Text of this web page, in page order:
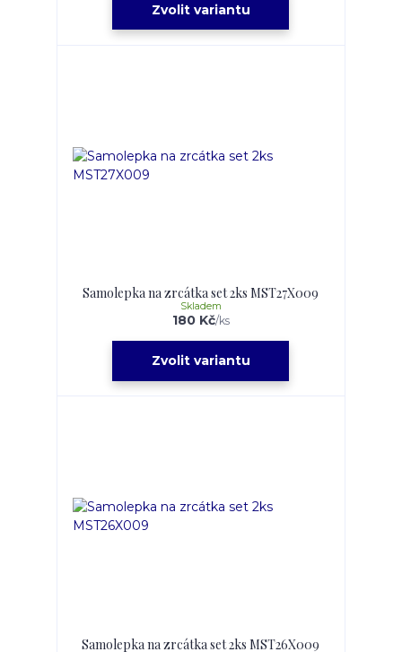
Zvolit variantu
Samolepka na zrcátka set 2ks MST27X009
180 Kč/ks
Skladem
Zvolit variantu
Samolepka na zrcátka set 2ks MST26X009